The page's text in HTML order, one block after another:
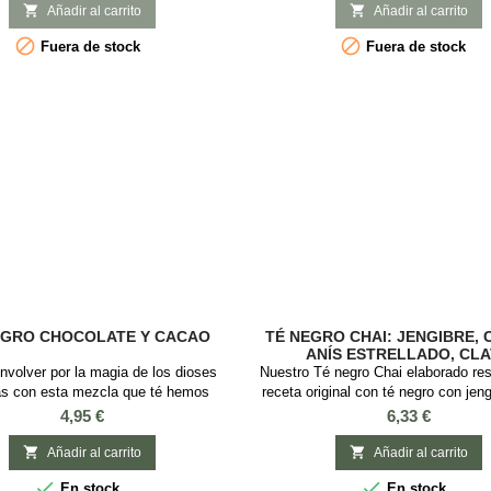
y Almendra INGREDIENTES: Té
trozos de almendras y aroma
 Añadir al carrito
 Fuera de stock
One) de Darjeeling , proveniente de
cosecha de primavera . Este té
notas dulces y florales, de cuerpo
 Añadir al carrito
 Fuera de stock
CHOCOLATE Y CACAO
por la magia de los dioses
con esta mezcla que té hemos
de Té negro con chocolate y cacao.
Té negro,
cacao y chips de chocolate Si eres
del chocolate, este té negro con
Precio
4,95 €
 Añadir al carrito
TÉ NEGRO CHAI: JENGIBRE,
ANÍS ESTRELLADO,
Nuestro Té negro Chai elaborado
receta original con té negro con
naranja, cardamomo, pimienta
pomelo es simplemente una obra
encanto propio te cautivará desde el
en el que lo recibas. Descubre el
Precio
6,33 €
 Añadir al carrito